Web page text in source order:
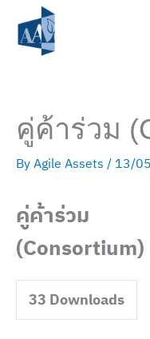
content
คู่ค้าร่วม
By Agile Assets / 13/
คู่ค้าร่วม
(Consortium)
33 Downloads